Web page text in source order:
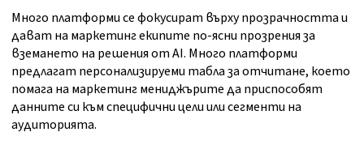
Много платформи се фокусират върху прозрачността и
дават на маркетинг екипите по-ясни прозрения за
вземането на решения от AI. Много платформи
предлагат персонализируеми табла за отчитане, което
помага на маркетинг мениджърите да приспособят
данните си към специфични цели или сегменти на
аудиторията.